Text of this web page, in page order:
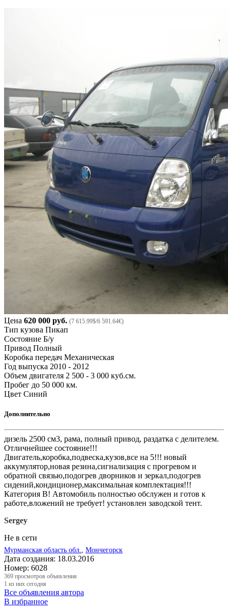
Цена 620 000 руб. (7 615.99$/6 591.64€)
Тип кузова Пикап
Состояние Б/у
Привод Полный
Коробка передач Механическая
Год выпуска 2010 - 2012
Объем двигателя 2 500 - 3 000 куб.см.
Пробег до 50 000 км.
Цвет Синий
Дополнительно
дизель 2500 см3, рама, полный привод, раздатка с делителем.
Отличнейшее состояние!!!
Двигатель,коробка,подвеска,кузов,все на 5!!! новый
аккумулятор,новая резина,сигнализация с прогревом и
обратной связью,подогрев дворников и зеркал,подогрев
сидений,кондиционер,максимальная комплектация!!!
Категория В! Автомобиль полностью обслужен и готов к
работе,вложений не требует! установлен заводской тент.
Sergey
Не в сети
Мурманская область обл., Мончегорск
Дата создания: 18.03.2016
Номер: 6028
369 просмотров объявления
1 из них сегодня
Все объявления автора
В избранное